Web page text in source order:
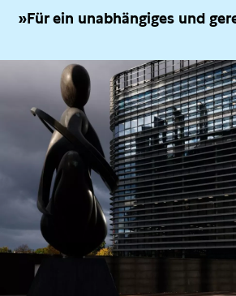
»Für ein unabhängiges und